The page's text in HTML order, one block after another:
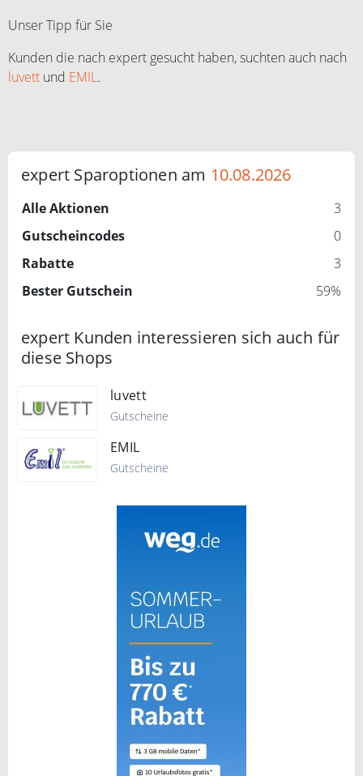
Unser Tipp für Sie
Kunden die nach expert gesucht haben, suchten auch nach
luvett und EMIL.
expert Sparoptionen am 10.08.2026
Alle Aktionen
3
Gutscheincodes
0
Rabatte
3
Bester Gutschein
59%
expert Kunden interessieren sich auch für
diese Shops
luvett
Gutscheine
EMIL
Gutscheine